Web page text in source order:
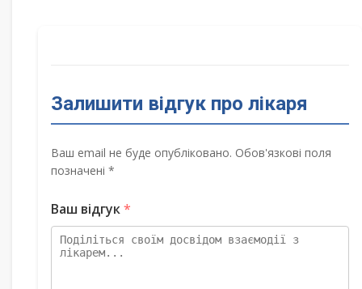
Залишити відгук про лікаря
Ваш email не буде опубліковано. Обов'язкові поля
позначені *
Ваш відгук*